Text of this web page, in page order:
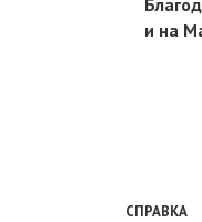
и на
СПРАВКА